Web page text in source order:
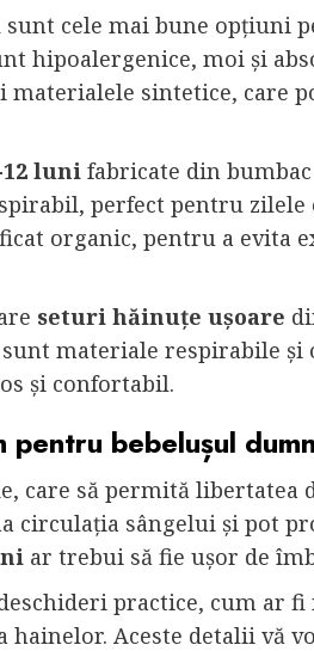
cele mai bune opțiuni
hipoalergenice, moi și
materialele sintetice, care
luni fabricate din
perfect pentru zilele
organic, pentru a evita
seturi hăinuțe ușoare
materiale respirabile și
și confortabil.
bebelușul
care să permită libertatea
circulația sângelui și pot
ar trebui să fie ușor de
practice, cum ar
Aceste detalii vă